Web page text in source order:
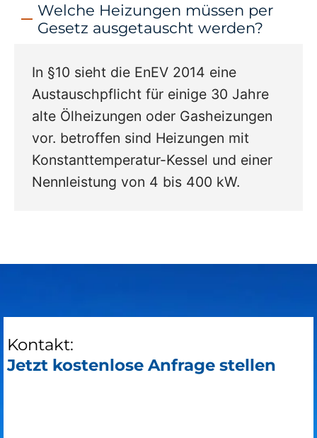
Welche Heizungen müssen per
Gesetz ausgetauscht werden?
In §10 sieht die EnEV 2014 eine
Austauschpflicht für einige 30 Jahre
alte Ölheizungen oder Gasheizungen
vor. betroffen sind Heizungen mit
Konstanttemperatur-Kessel und einer
Nennleistung von 4 bis 400 kW.
Kontakt:
Jetzt kostenlose Anfrage stellen